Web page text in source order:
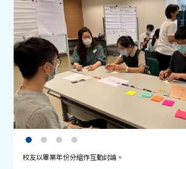
校友以畢業年份分組作互動討論。